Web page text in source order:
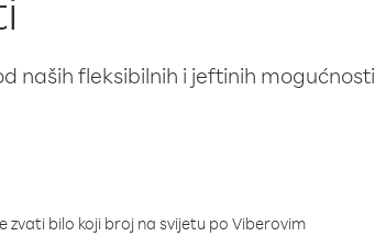
naših fleksibilnih i jeftinih mogućnosti
zvati bilo koji broj na svijetu po Viberovim